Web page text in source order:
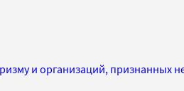
и организаций, признанных